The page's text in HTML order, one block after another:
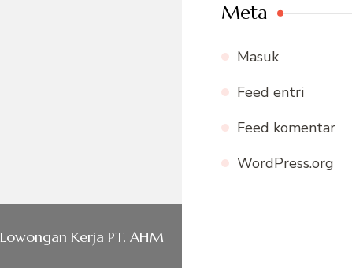
Lowongan Kerja PT. AHM
Meta
Masuk
Feed entri
Feed komentar
WordPress.org